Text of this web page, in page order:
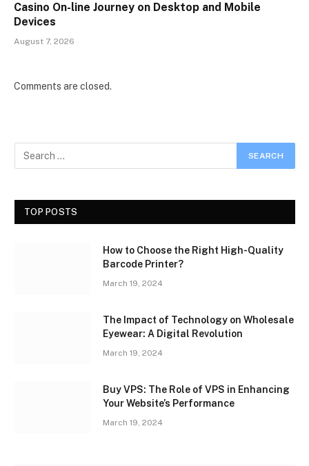
Casino On-line Journey on Desktop and Mobile
Devices
August 7, 2026
Comments are closed.
TOP POSTS
How to Choose the Right High-Quality
Barcode Printer?
March 19, 2024
The Impact of Technology on Wholesale
Eyewear: A Digital Revolution
March 19, 2024
Buy VPS: The Role of VPS in Enhancing
Your Website’s Performance
March 19, 2024